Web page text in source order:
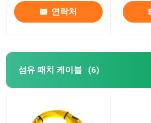
연락처
섬유 패치 케이블 (6)